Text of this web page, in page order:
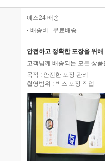
예스24 배송
배송비 : 무료배송
안전하고 정확한 포장을 위
고객님께 배송되는 모든 상
목적 : 안전한 포장 관리
촬영범위 : 박스 포장 작업